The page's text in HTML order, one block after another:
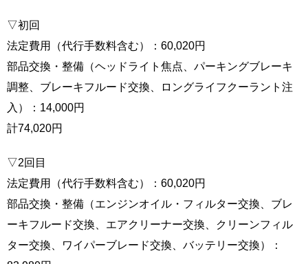
▽初回
法定費用（代行手数料含む）：60,020円
部品交換・整備（ヘッドライト焦点、パーキングブレーキ
調整、ブレーキフルード交換、ロングライフクーラント注
入）：14,000円
計74,020円
▽2回目
法定費用（代行手数料含む）：60,020円
部品交換・整備（エンジンオイル・フィルター交換、ブレ
ーキフルード交換、エアクリーナー交換、クリーンフィル
ター交換、ワイパーブレード交換、バッテリー交換）：